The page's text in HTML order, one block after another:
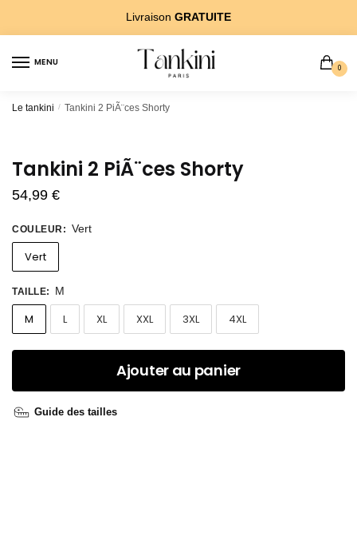
navigation
Livraison GRATUITE
MENU
0
Le tankini / Tankini 2 PiÃ¨ces Shorty
Tankini 2 PiÃ¨ces Shorty
54,99 €
COULEUR: Vert
Vert
TAILLE: M
M L XL XXL 3XL 4XL
Ajouter au panier
Guide des tailles